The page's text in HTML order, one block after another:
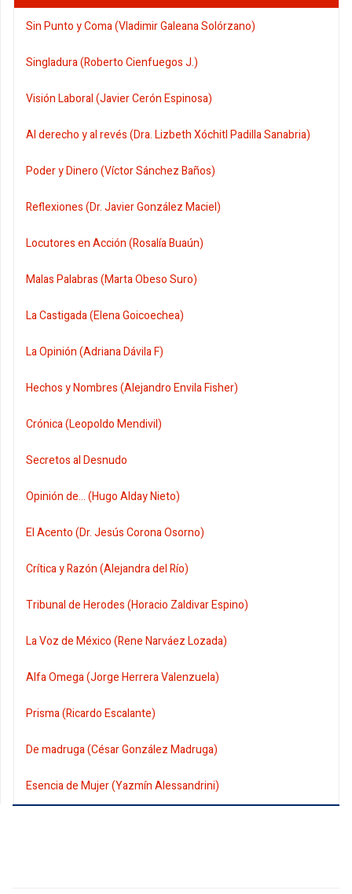
Sin Punto y Coma (Vladimir Galeana Solórzano)
Singladura (Roberto Cienfuegos J.)
Visión Laboral (Javier Cerón Espinosa)
Al derecho y al revés (Dra. Lizbeth Xóchitl Padilla Sanabria)
Poder y Dinero (Víctor Sánchez Baños)
Reflexiones (Dr. Javier González Maciel)
Locutores en Acción (Rosalía Buaún)
Malas Palabras (Marta Obeso Suro)
La Castigada (Elena Goicoechea)
La Opinión (Adriana Dávila F)
Hechos y Nombres (Alejandro Envila Fisher)
Crónica (Leopoldo Mendivil)
Secretos al Desnudo
Opinión de... (Hugo Alday Nieto)
El Acento (Dr. Jesús Corona Osorno)
Crítica y Razón (Alejandra del Río)
Tribunal de Herodes (Horacio Zaldivar Espino)
La Voz de México (Rene Narváez Lozada)
Alfa Omega (Jorge Herrera Valenzuela)
Prisma (Ricardo Escalante)
De madruga (César González Madruga)
Esencia de Mujer (Yazmín Alessandrini)